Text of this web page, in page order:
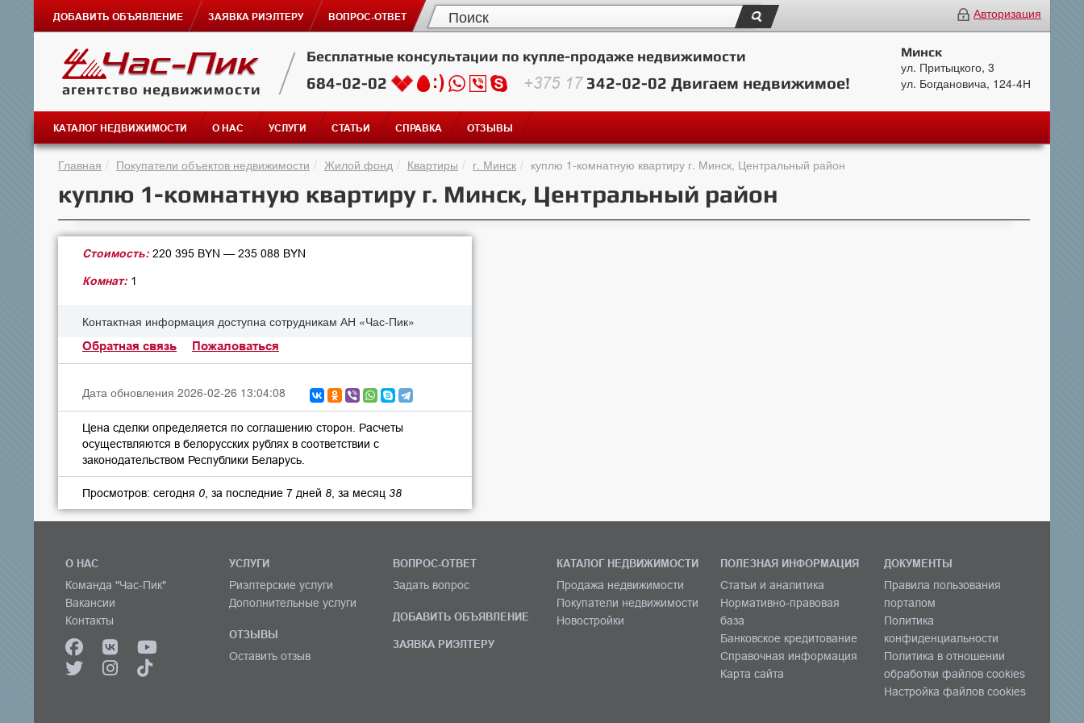
ДОБАВИТЬ ОБЪЯВЛЕНИЕ ЗАЯВКА РИЭЛТЕРУ ВОПРОС-ОТВЕТ Авторизация
агентство недвижимости
Бесплатные консультации по купле-продаже недвижимости
684-02-02 +375 17342-02-02 Двигаем недвижимое!
Минск
ул. Притыцкого, 3
ул. Богдановича, 124-4Н
КАТАЛОГ НЕДВИЖИМОСТИ О НАС УСЛУГИ СТАТЬИ СПРАВКА ОТЗЫВЫ
Главная Покупатели объектов недвижимости Жилой фонд Квартиры г. Минск куплю 1-комнатную квартиру г. Минск, Центральный район
куплю 1-комнатную квартиру г. Минск, Центральный район
Стоимость: 220 395 BYN — 235 088 BYN
Комнат: 1
Контактная информация доступна сотрудникам АН «Час-Пик»
Обратная связь Пожаловаться
Дата обновления 2026-02-26 13:04:08
Цена сделки определяется по соглашению сторон. Расчеты
осуществляются в белорусских рублях в соответствии с
законодательством Республики Беларусь.
Просмотров: сегодня 0 , за последние 7 дней 8 , за месяц 38
О НАС
Команда "Час-Пик"
Вакансии
Контакты
УСЛУГИ
Риэлтерские услуги
Дополнительные услуги
ОТЗЫВЫ
Оставить отзыв
ВОПРОС-ОТВЕТ
Задать вопрос
ДОБАВИТЬ ОБЪЯВЛЕНИЕ
ЗАЯВКА РИЭЛТЕРУ
КАТАЛОГ НЕДВИЖИМОСТИ
Продажа недвижимости
Покупатели недвижимости
Новостройки
ПОЛЕЗНАЯ ИНФОРМАЦИЯ
Статьи и аналитика
Нормативно-правовая
база
Банковское кредитование
Справочная информация
Карта сайта
ДОКУМЕНТЫ
Правила пользования
порталом
Политика
конфиденциальности
Политика в отношении
обработки файлов cookies
Настройка файлов cookies